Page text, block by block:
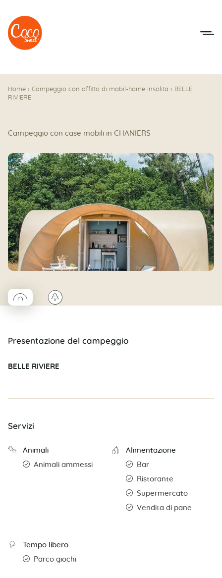
Vai al menu
Accedi al contenuto
Home › Campeggio con affitto di mobil-home insolita › BELLE
RIVIERE
Campeggio con case mobili in CHANIERS
◯Coco rond🌲
Presentazione del campeggio
BELLE RIVIERE
Servizi
Animali
Animali ammessi
Alimentazione
Bar
Ristorante
Supermercato
Vendita di pane
Tempo libero
Parco giochi